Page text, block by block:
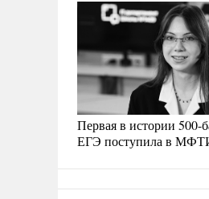
Первая в истории 500-
ЕГЭ поступила в